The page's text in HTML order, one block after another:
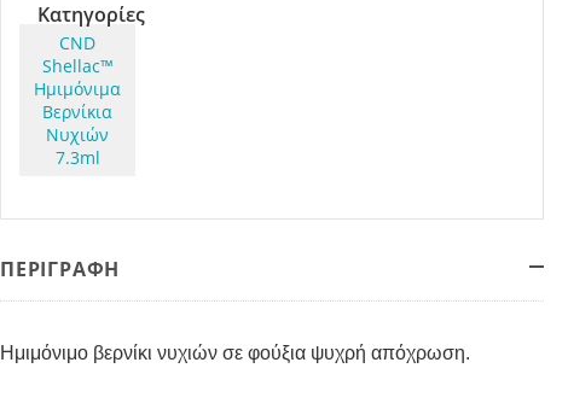
Κατηγορίες
CND
Shellac™
Ημιμόνιμα
Βερνίκια
Νυχιών
7.3ml
ΠΕΡΙΓΡΑΦΗ
Ημιμόνιμο βερνίκι νυχιών σε φούξια ψυχρή απόχρωση.